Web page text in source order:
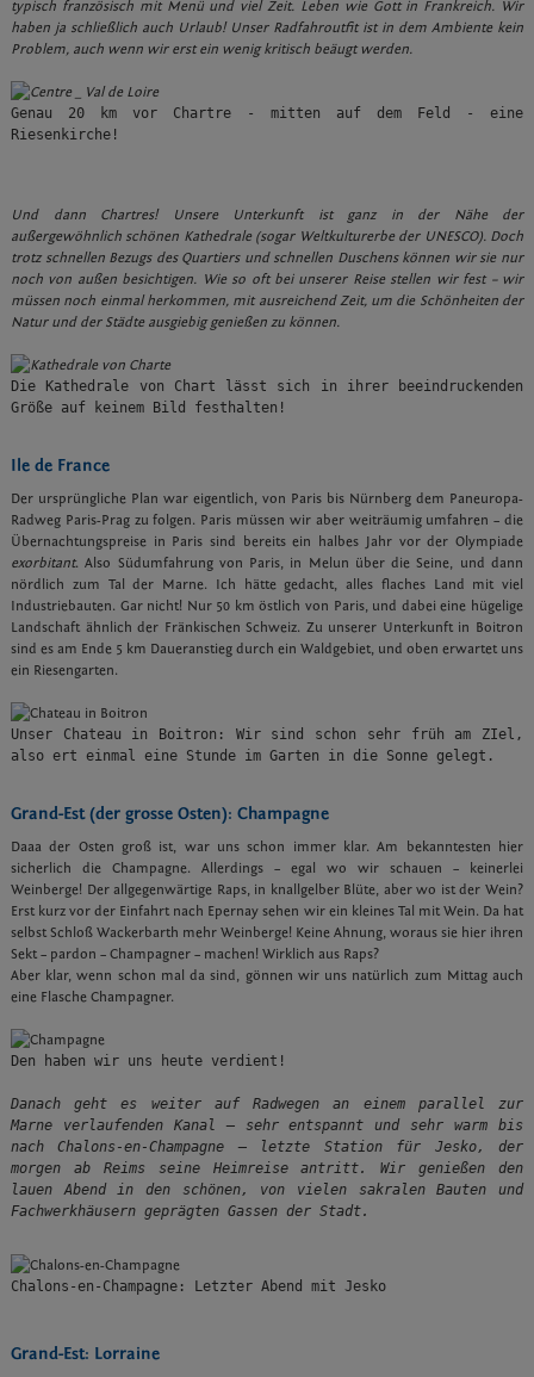
typisch französisch mit Menü und viel Zeit. Leben wie Gott in Frankreich. Wir
haben ja schließlich auch Urlaub! Unser Radfahroutfit ist in dem Ambiente kein
Problem, auch wenn wir erst ein wenig kritisch beäugt werden.
Genau 20 km vor Chartre - mitten auf dem Feld - eine
Riesenkirche!
Und dann Chartres! Unsere Unterkunft ist ganz in der Nähe der
außergewöhnlich schönen Kathedrale (sogar Weltkulturerbe der UNESCO). Doch
trotz schnellen Bezugs des Quartiers und schnellen Duschens können wir sie nur
noch von außen besichtigen. Wie so oft bei unserer Reise stellen wir fest – wir
müssen noch einmal herkommen, mit ausreichend Zeit, um die Schönheiten der
Natur und der Städte ausgiebig genießen zu können.
Die Kathedrale von Chart lässt sich in ihrer beeindruckenden
Größe auf keinem Bild festhalten!
Ile de France
Der ursprüngliche Plan war eigentlich, von Paris bis Nürnberg dem Paneuropa-
Radweg Paris-Prag zu folgen. Paris müssen wir aber weiträumig umfahren – die
Übernachtungspreise in Paris sind bereits ein halbes Jahr vor der Olympiade
exorbitant. Also Südumfahrung von Paris, in Melun über die Seine, und dann
nördlich zum Tal der Marne. Ich hätte gedacht, alles flaches Land mit viel
Industriebauten. Gar nicht! Nur 50 km östlich von Paris, und dabei eine hügelige
Landschaft ähnlich der Fränkischen Schweiz. Zu unserer Unterkunft in Boitron
sind es am Ende 5 km Daueranstieg durch ein Waldgebiet, und oben erwartet uns
ein Riesengarten.
Unser Chateau in Boitron: Wir sind schon sehr früh am ZIel,
also ert einmal eine Stunde im Garten in die Sonne gelegt.
Grand-Est (der grosse Osten): Champagne
Daaa der Osten groß ist, war uns schon immer klar. Am bekanntesten hier
sicherlich die Champagne. Allerdings – egal wo wir schauen – keinerlei
Weinberge! Der allgegenwärtige Raps, in knallgelber Blüte, aber wo ist der Wein?
Erst kurz vor der Einfahrt nach Epernay sehen wir ein kleines Tal mit Wein. Da hat
selbst Schloß Wackerbarth mehr Weinberge! Keine Ahnung, woraus sie hier ihren
Sekt – pardon – Champagner – machen! Wirklich aus Raps?
Aber klar, wenn schon mal da sind, gönnen wir uns natürlich zum Mittag auch
eine Flasche Champagner.
Den haben wir uns heute verdient!
Danach geht es weiter auf Radwegen an einem parallel zur
Marne verlaufenden Kanal – sehr entspannt und sehr warm bis
nach Chalons-en-Champagne – letzte Station für Jesko, der
morgen ab Reims seine Heimreise antritt. Wir genießen den
lauen Abend in den schönen, von vielen sakralen Bauten und
Fachwerkhäusern geprägten Gassen der Stadt.
Chalons-en-Champagne: Letzter Abend mit Jesko
Grand-Est: Lorraine